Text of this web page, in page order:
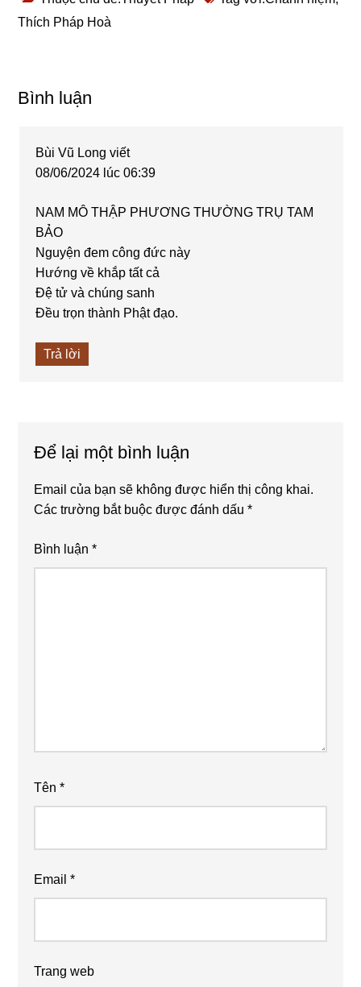
Thích Pháp Hoà
Reader
Bình luận
Bùi Vũ Long viết
08/06/2024 lúc 06:39
NAM MÔ THẬP PHƯƠNG THƯỜNG TRỤ TAM
BẢO
Nguyện đem công đức này
Hướng về khắp tất cả
Đệ tử và chúng sanh
Đều trọn thành Phật đạo.
Trả lời
Để lại một bình luận
Email của bạn sẽ không được hiển thị công khai.
Các trường bắt buộc được đánh dấu*
Bình luận*
Tên*
Email*
Trang web